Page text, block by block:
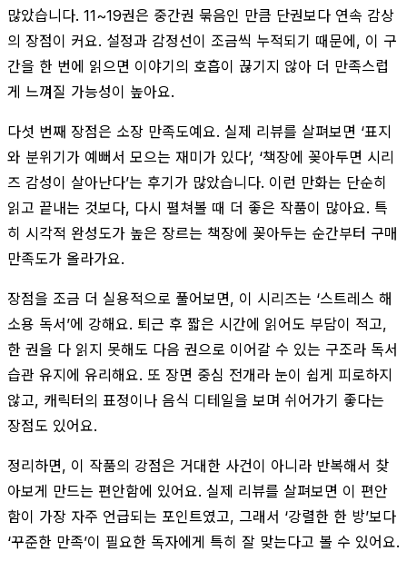
많았습니다. 11~19권은 중간권 묶음인 만큼 단권보다 연속 감상
의 장점이 커요. 설정과 감정선이 조금씩 누적되기 때문에, 이 구
간을 한 번에 읽으면 이야기의 호흡이 끊기지 않아 더 만족스럽
게 느껴질 가능성이 높아요.
다섯 번째 장점은 소장 만족도예요. 실제 리뷰를 살펴보면 ‘표지
와 분위기가 예뻐서 모으는 재미가 있다’, ‘책장에 꽂아두면 시리
즈 감성이 살아난다’는 후기가 많았습니다. 이런 만화는 단순히
읽고 끝내는 것보다, 다시 펼쳐볼 때 더 좋은 작품이 많아요. 특
히 시각적 완성도가 높은 장르는 책장에 꽂아두는 순간부터 구매
만족도가 올라가요.
장점을 조금 더 실용적으로 풀어보면, 이 시리즈는 ‘스트레스 해
소용 독서’에 강해요. 퇴근 후 짧은 시간에 읽어도 부담이 적고,
한 권을 다 읽지 못해도 다음 권으로 이어갈 수 있는 구조라 독서
습관 유지에 유리해요. 또 장면 중심 전개라 눈이 쉽게 피로하지
않고, 캐릭터의 표정이나 음식 디테일을 보며 쉬어가기 좋다는
장점도 있어요.
정리하면, 이 작품의 강점은 거대한 사건이 아니라 반복해서 찾
아보게 만드는 편안함에 있어요. 실제 리뷰를 살펴보면 이 편안
함이 가장 자주 언급되는 포인트였고, 그래서 ‘강렬한 한 방’보다
‘꾸준한 만족’이 필요한 독자에게 특히 잘 맞는다고 볼 수 있어요.